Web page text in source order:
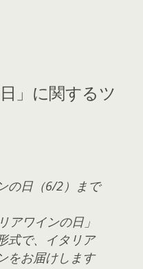
」に関するツ
の日（6/2）まで
アワインの日」
式で、イタリア
をお届けします